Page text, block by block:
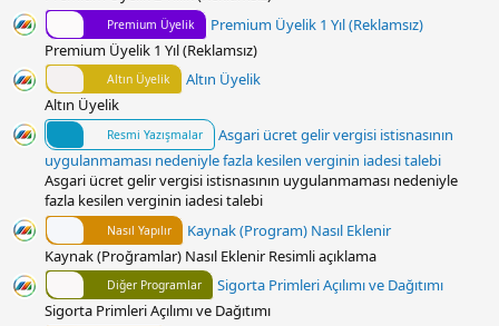
Premium Üyelik
Premium Üyelik 1 Yıl (Reklamsız)
Premium Üyelik 1 Yıl (Reklamsız)
Altın Üyelik
Altın Üyelik
Altın Üyelik
Resmi Yazışmalar
Asgari ücret gelir vergisi istisnasının
uygulanmaması nedeniyle fazla kesilen verginin iadesi talebi
Asgari ücret gelir vergisi istisnasının uygulanmaması nedeniyle
fazla kesilen verginin iadesi talebi
Nasıl Yapılır
Kaynak (Program) Nasıl Eklenir
Kaynak (Proğramlar) Nasıl Eklenir Resimli açıklama
Diğer Programlar
Sigorta Primleri Açılımı ve Dağıtımı
Sigorta Primleri Açılımı ve Dağıtımı